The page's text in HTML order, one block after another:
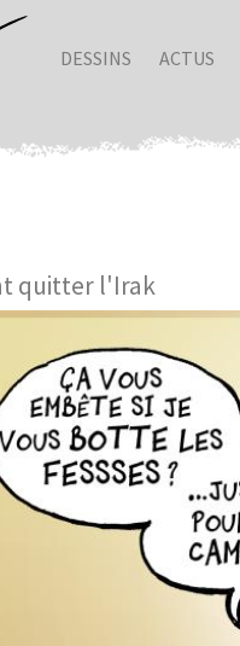
DESSINS ACTUS
quitter l'Irak